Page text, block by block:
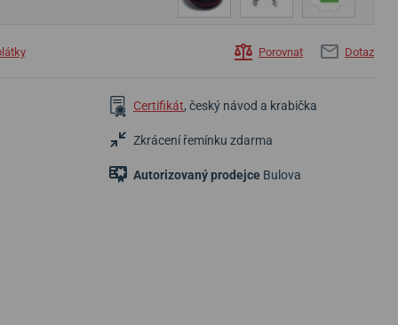
Porovnat Dotaz
Certifikát, český návod a krabička
Zkrácení řemínku zdarma
Autorizovaný prodejce Bulova